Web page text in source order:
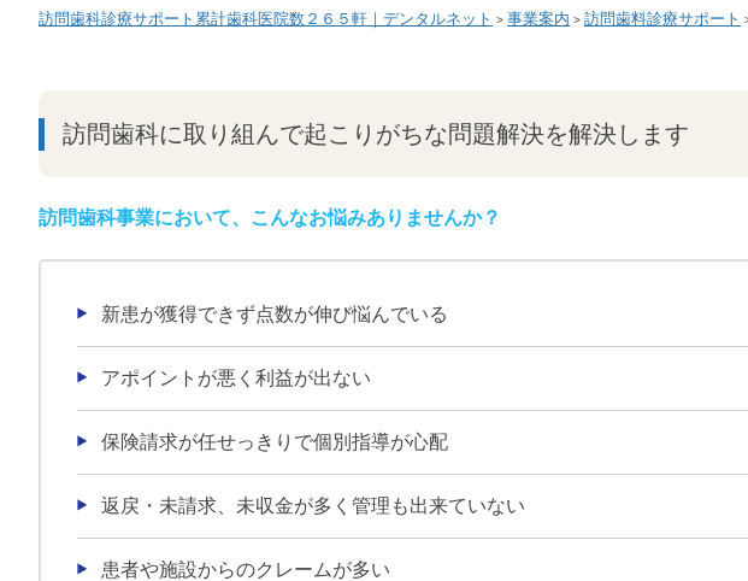
訪問歯科診療サポート累計歯科医院数２６５軒｜デンタルネット > 事業案内 > 訪問歯料診療サポート
訪問歯科に取り組んで起こりがちな問題解決を解決します
訪問歯科事業において、こんなお悩みありませんか？
新患が獲得できず点数が伸び悩んでいる
アポイントが悪く利益が出ない
保険請求が任せっきりで個別指導が心配
返戻・未請求、未収金が多く管理も出来ていない
患者や施設からのクレームが多い